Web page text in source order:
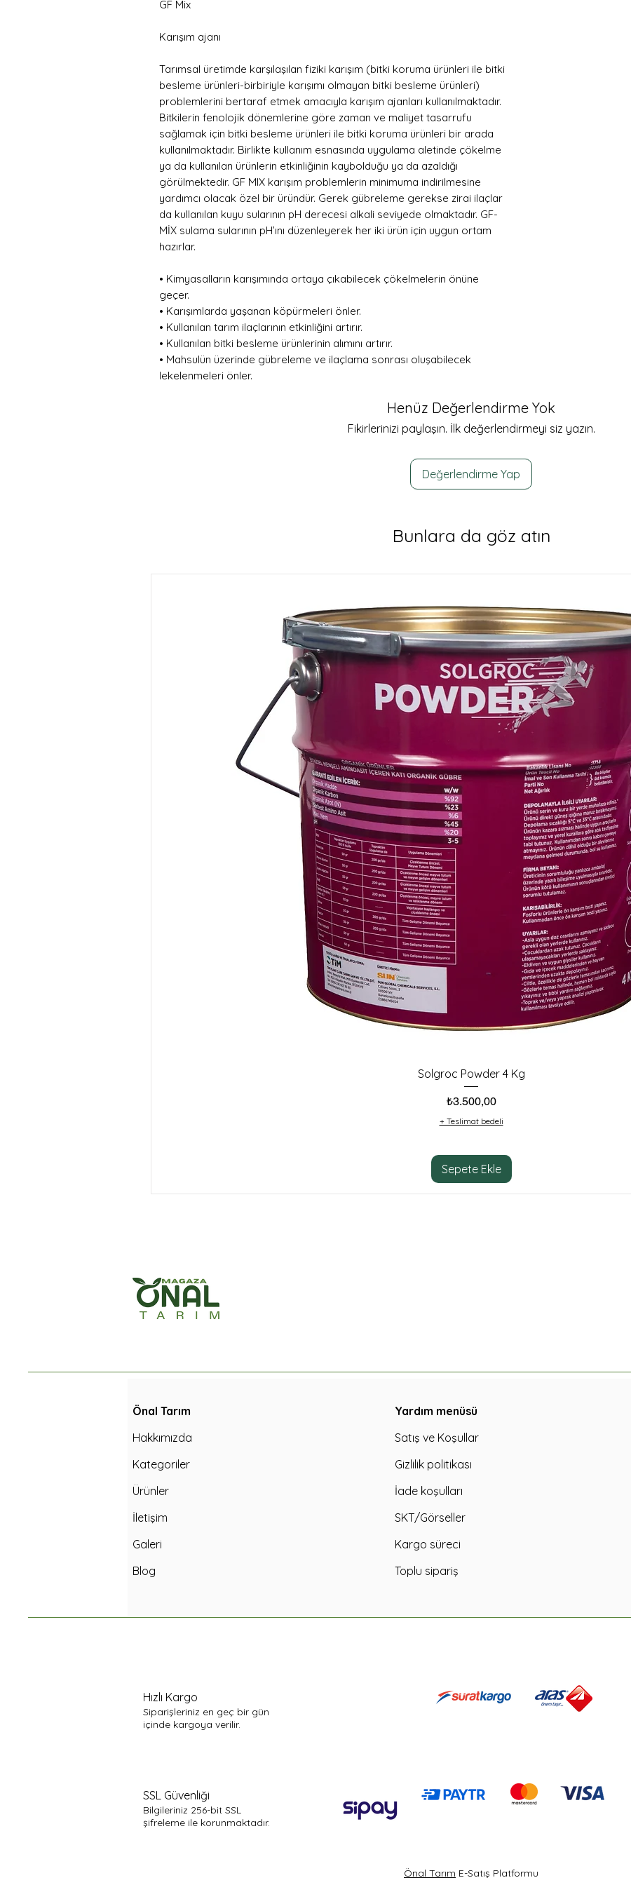
GF Mix
Karışım ajanı
Tarımsal üretimde karşılaşılan fiziki karışım (bitki koruma ürünleri ile bitki
besleme ürünleri-birbiriyle karışımı olmayan bitki besleme ürünleri)
problemlerini bertaraf etmek amacıyla karışım ajanları kullanılmaktadır.
Bitkilerin fenolojik dönemlerine göre zaman ve maliyet tasarrufu
sağlamak için bitki besleme ürünleri ile bitki koruma ürünleri bir arada
kullanılmaktadır. Birlikte kullanım esnasında uygulama aletinde çökelme
ya da kullanılan ürünlerin etkinliğinin kaybolduğu ya da azaldığı
görülmektedir. GF MIX karışım problemlerin minimuma indirilmesine
yardımcı olacak özel bir üründür. Gerek gübreleme gerekse zirai ilaçlar
da kullanılan kuyu sularının pH derecesi alkali seviyede olmaktadır. GF-
MİX sulama sularının pH’ını düzenleyerek her iki ürün için uygun ortam
hazırlar.
• Kimyasalların karışımında ortaya çıkabilecek çökelmelerin önüne
geçer.
• Karışımlarda yaşanan köpürmeleri önler.
• Kullanılan tarım ilaçlarının etkinliğini artırır.
• Kullanılan bitki besleme ürünlerinin alımını artırır.
• Mahsulün üzerinde gübreleme ve ilaçlama sonrası oluşabilecek
lekelenmeleri önler.
Henüz Değerlendirme Yok
Fikirlerinizi paylaşın. İlk değerlendirmeyi siz yazın.
Değerlendirme Yap
Bunlara da göz atın
Solgroc Powder 4 Kg
Fiyat
₺3.500,00
+ Teslimat bedeli
Sepete Ekle
Önal Tarım
Hakkımızda
Kategoriler
Ürünler
İletişim
Galeri
Blog
Yardım menüsü
Satış ve Koşullar
Gizlilik politikası
İade koşulları
SKT/Görseller
Kargo süreci
Toplu sipariş
Hızlı Kargo
Siparişleriniz en geç bir gün
içinde kargoya verilir.
SSL Güvenliği
Bilgileriniz 256-bit SSL
şifreleme ile korunmaktadır.
Önal Tarım E-Satış Platformu